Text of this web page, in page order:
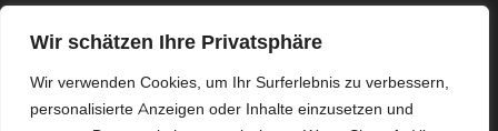
Wir schätzen Ihre Privatsphäre
Wir verwenden Cookies, um Ihr Surferlebnis zu verbessern,
personalisierte Anzeigen oder Inhalte einzusetzen und
planung@moebelhaus-stoeckert.de